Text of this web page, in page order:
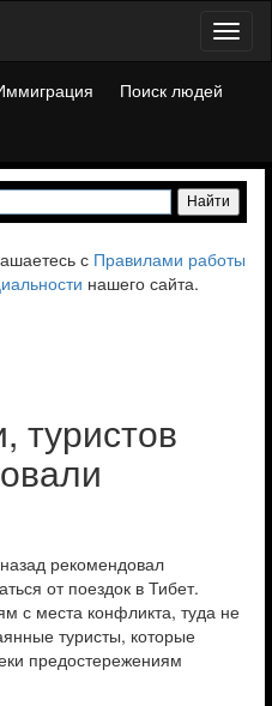
Поиск людей
с Правилами работы
нашего сайта.
туристов
рекомендовал
от поездок в Тибет.
с места конфликта, туда не
туристы, которые
предостережениям